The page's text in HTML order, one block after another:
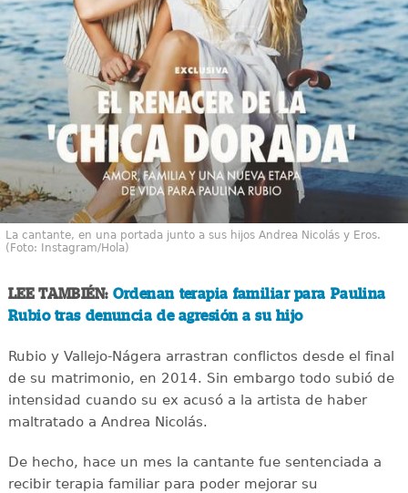
La cantante, en una portada junto a sus hijos Andrea Nicolás y Eros.
(Foto: Instagram/Hola)
LEE TAMBIÉN: Ordenan terapia familiar para Paulina
Rubio tras denuncia de agresión a su hijo
Rubio y Vallejo-Nágera arrastran conflictos desde el final
de su matrimonio, en 2014. Sin embargo todo subió de
intensidad cuando su ex acusó a la artista de haber
maltratado a Andrea Nicolás.
De hecho, hace un mes la cantante fue sentenciada a
recibir terapia familiar para poder mejorar su